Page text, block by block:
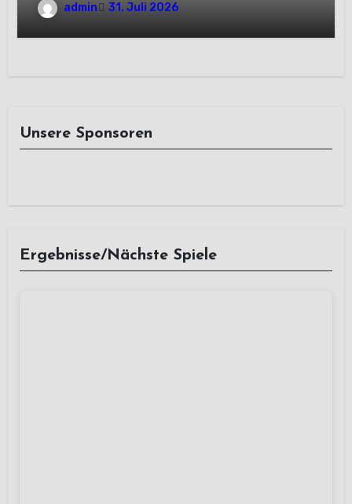
admin 31. Juli 2026
Unsere Sponsoren
Ergebnisse/Nächste Spiele